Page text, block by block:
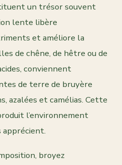
un trésor souvent
lente libère
et améliore la
de chêne, de hêtre ou de
conviennent
de terre de bruyère
azalées et camélias. Cette
l’environnement
apprécient.
broyez